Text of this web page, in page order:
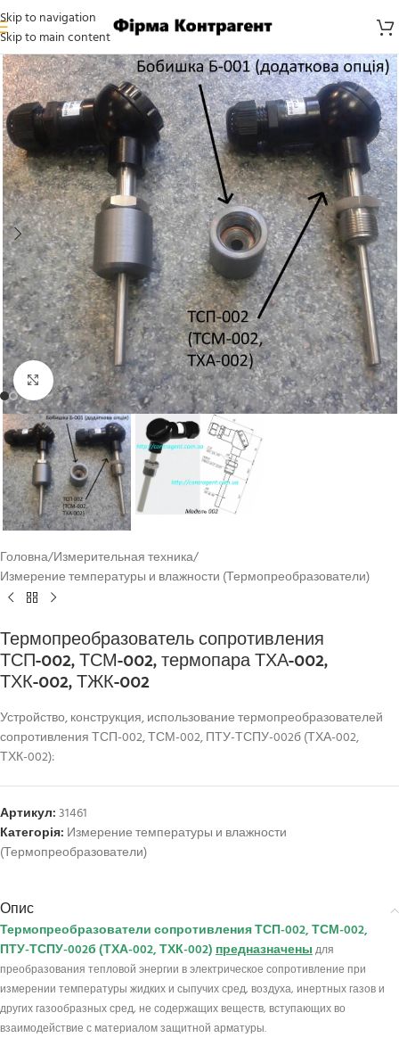
Skip to navigation
Skip to main content
Click to enlarge
Головна/Измерительная техника/
Измерение температуры и влажности (Термопреобразователи)
Термопреобразователь сопротивления
ТСП-002, ТСМ-002, термопара ТХА-002,
ТХК-002, ТЖК-002
Устройство, конструкция, использование термопреобразователей
сопротивления ТСП-002, ТСМ-002, ПТУ-ТСПУ-002б (ТХА-002,
ТХК-002):
Артикул:31461
Категорія: Измерение температуры и влажности
(Термопреобразователи)
Опис
Термопреобразователи сопротивления ТСП-002, ТСМ-002,
ПТУ-ТСПУ-002б (ТХА-002, ТХК-002)предназначеныдля
преобразования тепловой энергии в электрическое сопротивление при
измерении температуры жидких и сыпучих сред, воздуха, инертных газов и
других газообразных сред, не содержащих веществ, вступающих во
взаимодействие с материалом защитной арматуры.